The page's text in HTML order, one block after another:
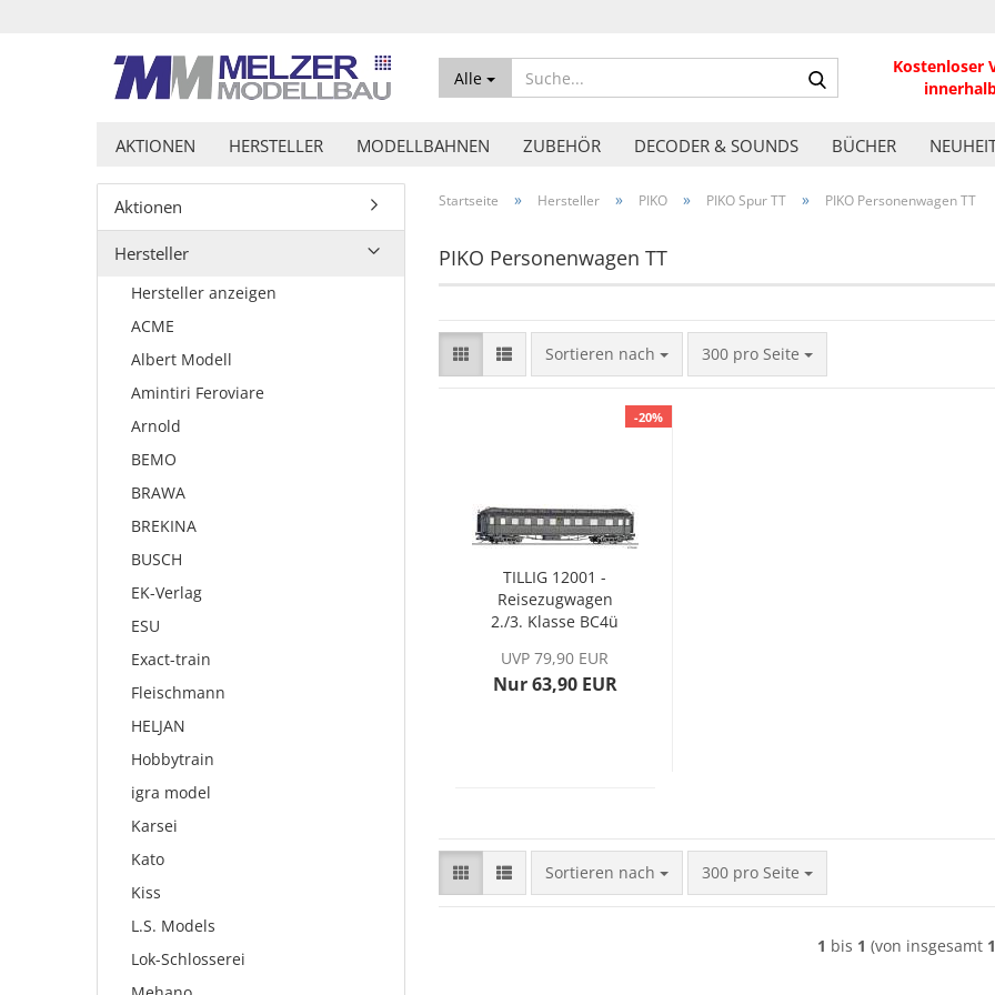
Alle
Suche...Kostenloser
AKTIONEN HERSTELLER MODELLBAHNEN ZUBEHÖR DECODER & SOUNDS BÜCHER
Startseite » Hersteller » PIKO » PIKO Spur TT » PIKO Personenwagen TT
PIKO Personenwagen TT
Sortieren nach
Sortieren nach 300 pro Seite
pro Seite
-20%
TILLIG 12001 -
Reisezugwagen
2./3. Klasse BC4ü
UVP 79,90 EUR
Nur 63,90 EUR
Sortieren nach
Sortieren nach 300 pro Seite
pro Seite
1 bis 1 (von insgesamt 1
Aktionen
Hersteller
Hersteller anzeigen
ACME
Albert Modell
Amintiri Feroviare
Arnold
BEMO
BRAWA
BREKINA
BUSCH
EK-Verlag
ESU
Exact-train
Fleischmann
HELJAN
Hobbytrain
igra model
Karsei
Kato
Kiss
L.S. Models
Lok-Schlosserei